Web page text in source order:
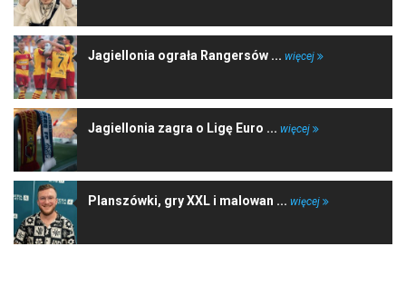
Jagiellonia ograła Rangersów ... więcej
Jagiellonia zagra o Ligę Euro ... więcej
Planszówki, gry XXL i malowan ... więcej